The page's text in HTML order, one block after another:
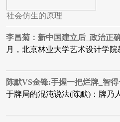
社会仿生的原理
李昌菊：新中国建立后_政治正
月，北京林业大学艺术设计学
陈默VS金锋:手握一把烂牌_智
于牌局的混沌说法(陈默)：牌乃